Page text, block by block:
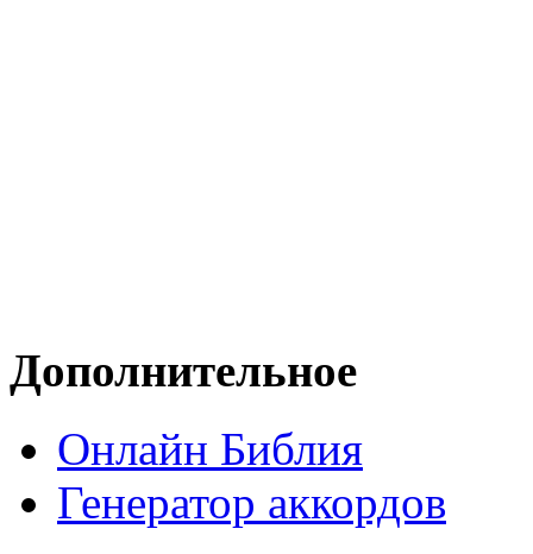
Дополнительное
Онлайн Библия
Генератор аккордов